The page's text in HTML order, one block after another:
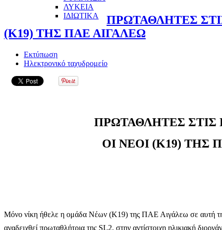
ΛΥΚΕΙΑ
ΙΔΙΩΤΙΚΑ
ΠΡΩΤΑΘΛΗΤΕΣ
(Κ19) ΤΗΣ ΠΑΕ ΑΙΓΑΛΕΩ
Εκτύπωση
Ηλεκτρονικό ταχυδρομείο
ΠΡΩΤΑΘΛΗΤΕΣ ΣΤΙΣ
ΟΙ ΝΕΟΙ (Κ19) ΤΗΣ
Μόνο νίκη ήθελε η ομάδα Νέων (Κ19) της ΠΑΕ Αιγάλεω σε αυτή
αναδειχθεί πρωταθλήτρια της SL2, στην αντίστοιχη ηλικιακή